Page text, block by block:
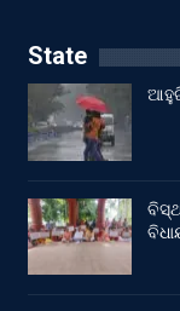
State